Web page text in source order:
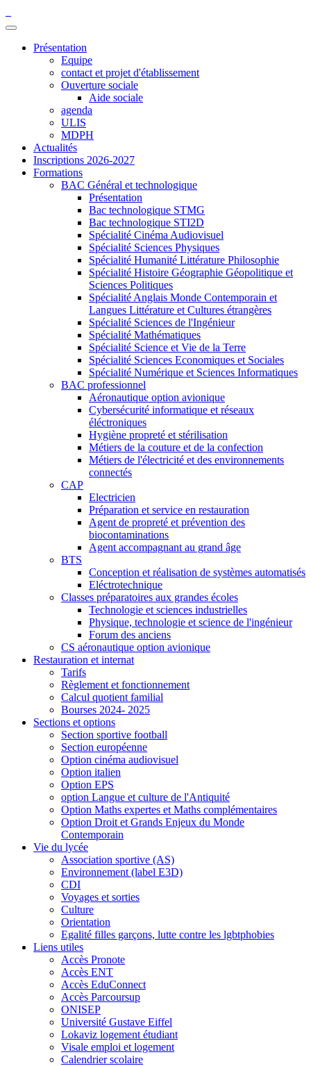
Présentation
Equipe
contact et projet d'établissement
Ouverture sociale
Aide sociale
agenda
ULIS
MDPH
Actualités
Inscriptions 2026-2027
Formations
BAC Général et technologique
Présentation
Bac technologique STMG
Bac technologique STI2D
Spécialité Cinéma Audiovisuel
Spécialité Sciences Physiques
Spécialité Humanité Littérature Philosophie
Spécialité Histoire Géographie Géopolitique et
Sciences Politiques
Spécialité Anglais Monde Contemporain et
Langues Littérature et Cultures étrangères
Spécialité Sciences de l'Ingénieur
Spécialité Mathématiques
Spécialité Science et Vie de la Terre
Spécialité Sciences Economiques et Sociales
Spécialité Numérique et Sciences Informatiques
BAC professionnel
Aéronautique option avionique
Cybersécurité informatique et réseaux
éléctroniques
Hygiène propreté et stérilisation
Métiers de la couture et de la confection
Métiers de l'électricité et des environnements
connectés
CAP
Electricien
Préparation et service en restauration
Agent de propreté et prévention des
biocontaminations
Agent accompagnant au grand âge
BTS
Conception et réalisation de systèmes automatisés
Eléctrotechnique
Classes préparatoires aux grandes écoles
Technologie et sciences industrielles
Physique, technologie et science de l'ingénieur
Forum des anciens
CS aéronautique option avionique
Restauration et internat
Tarifs
Règlement et fonctionnement
Calcul quotient familial
Bourses 2024- 2025
Sections et options
Section sportive football
Section européenne
Option cinéma audiovisuel
Option italien
Option EPS
option Langue et culture de l'Antiquité
Option Maths expertes et Maths complémentaires
Option Droit et Grands Enjeux du Monde
Contemporain
Vie du lycée
Association sportive (AS)
Environnement (label E3D)
CDI
Voyages et sorties
Culture
Orientation
Egalité filles garçons, lutte contre les lgbtphobies
Liens utiles
Accès Pronote
Accès ENT
Accès EduConnect
Accès Parcoursup
ONISEP
Université Gustave Eiffel
Lokaviz logement étudiant
Visale emploi et logement
Calendrier scolaire